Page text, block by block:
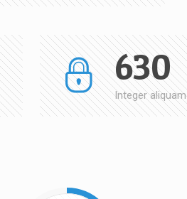
630
Integer aliquam